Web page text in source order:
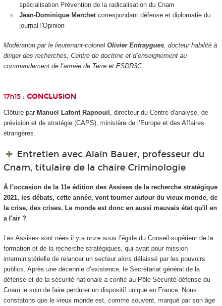
spécialisation Prévention de la radicalisation du Cnam
Jean-Dominique Merchet correspondant défense et diplomatie du
journal l'Opinion
Modération par le lieutenant-colonel Olivier Entraygues, docteur habilité à
diriger des recherches, Centre de doctrine et d’enseignement au
commandement de l’armée de Terre et ESDR3C.
17h15 : CONCLUSION
Clôture par Manuel Lafont Rapnouil
, directeur du Centre d'analyse, de
prévision et de stratégie (CAPS), ministère de l’Europe et des Affaires
étrangères.
Entretien avec Alain Bauer, professeur du
Cnam, titulaire de la chaire Criminologie
À l’occasion de la 11e édition des Assises de la recherche stratégique
2021, les débats, cette année, vont tourner autour du vieux monde, de
la crise, des crises. Le monde est donc en aussi mauvais état qu'il en
a l'air ?
Les Assises sont nées il y a onze sous l’égide du Conseil supérieur de la
formation et de la recherche stratégiques, qui avait pour mission
interministérielle de relancer un secteur alors délaissé par les pouvoirs
publics. Après une décennie d’existence, le Secrétariat général de la
défense et de la sécurité nationale a confié au Pôle Sécurité-défense du
Cnam le soin de faire perdurer un dispositif unique en France. Nous
constatons que le vieux monde est, comme souvent, marqué par son âge